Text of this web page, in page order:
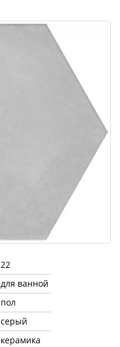
22
для ванной
пол
серый
керамика